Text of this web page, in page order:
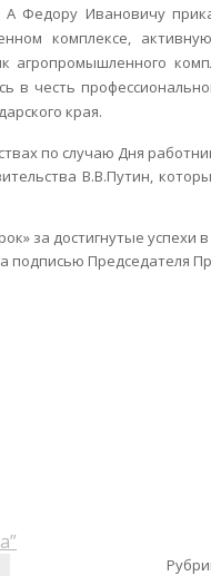
Федору Ивановичу
комплексе,
в честь
края.
по случаю Дня
В.В.Путин,
за достигнутые
подписью Председателя